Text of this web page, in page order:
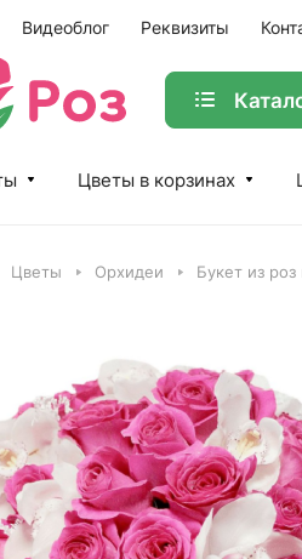
Видеоблог Реквизиты
Цветы в корзинах
Цветы Орхидеи Букет из